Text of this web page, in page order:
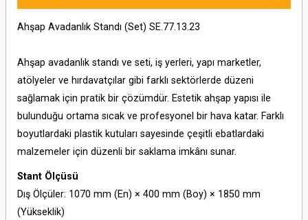
Ahşap Avadanlık Standı (Set) SE.77.13.23
Ahşap avadanlık standı ve seti, iş yerleri, yapı marketler,
atölyeler ve hırdavatçılar gibi farklı sektörlerde düzeni
sağlamak için pratik bir çözümdür. Estetik ahşap yapısı ile
bulunduğu ortama sıcak ve profesyonel bir hava katar. Farklı
boyutlardaki plastik kutuları sayesinde çeşitli ebatlardaki
malzemeler için düzenli bir saklama imkânı sunar.
Stant Ölçüsü
Dış Ölçüler: 1070 mm (En) × 400 mm (Boy) × 1850 mm
(Yükseklik)